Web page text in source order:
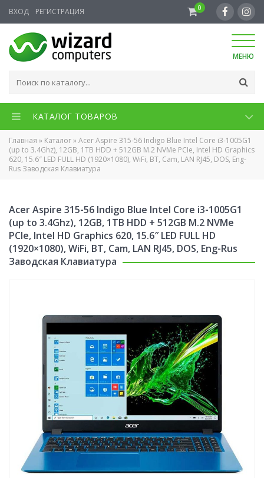
ВХОД РЕГИСТРАЦИЯ 0
МЕНЮ
КАТАЛОГ ТОВАРОВ
Главная » Каталог»Acer Aspire 315-56 Indigo Blue Intel Core i3-1005G1
(up to 3.4Ghz), 12GB, 1TB HDD + 512GB M.2 NVMe PCIe, Intel HD Graphics
620, 15.6″ LED FULL HD (1920×1080), WiFi, BT, Cam, LAN RJ45, DOS, Eng-
Rus Заводская Клавиатура
Acer Aspire 315-56 Indigo Blue Intel Core i3-1005G1
(up to 3.4Ghz), 12GB, 1TB HDD + 512GB M.2 NVMe
PCIe, Intel HD Graphics 620, 15.6″ LED FULL HD
(1920×1080), WiFi, BT, Cam, LAN RJ45, DOS, Eng-Rus
Заводская Клавиатура